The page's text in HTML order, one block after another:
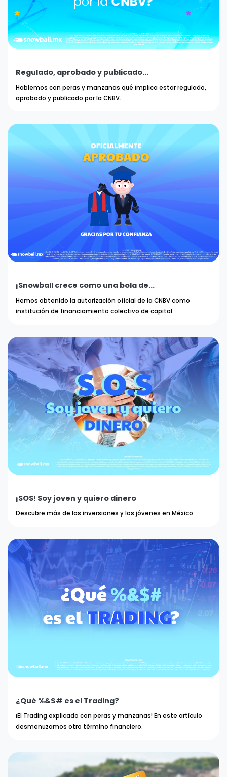
Regulado, aprobado y publicado...
Hablemos con peras y manzanas qué implica estar regulado,
aprobado y publicado por la CNBV.
¡Snowball crece como una bola de...
Hemos obtenido la autorización oficial de la CNBV como
institución de financiamiento colectivo de capital.
¡SOS! Soy joven y quiero dinero
Descubre más de las inversiones y los jóvenes en México.
¿Qué %&$# es el Trading?
¡El Trading explicado con peras y manzanas! En este artículo
desmenuzamos otro término financiero.